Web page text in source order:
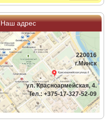
Наш адрес
220016
г.Минск
ул. Красноармейская, 4.
Тел.: +375-17-327-52-09